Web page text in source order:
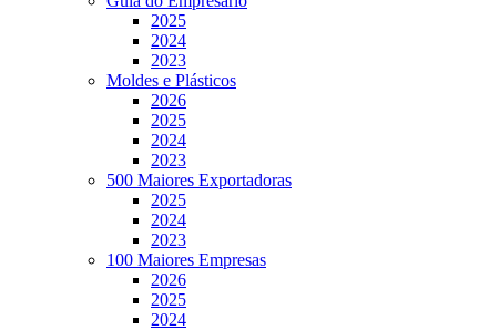
2025
2024
2023
Moldes e Plásticos
2026
2025
2024
2023
500 Maiores Exportadoras
2025
2024
2023
100 Maiores Empresas
2026
2025
2024